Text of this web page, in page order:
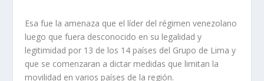
Esa fue la amenaza que el líder del régimen venezolano
luego que fuera desconocido en su legalidad y
legitimidad por 13 de los 14 países del Grupo de Lima y
que se comenzaran a dictar medidas que limitan la
movilidad en varios países de la región.